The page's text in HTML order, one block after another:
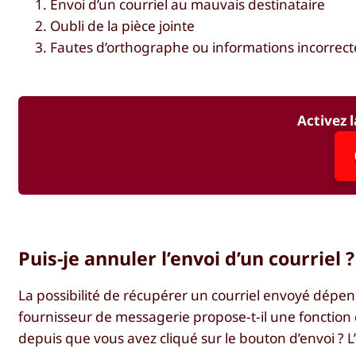
Envoi d’un courriel au mauvais destinataire
Oubli de la pièce jointe
Fautes d’orthographe ou informations
Activez
Puis-je annuler l’envoi d’un courriel ?
La possibilité de récupérer un courriel envoyé
fournisseur de messagerie propose-t-il une fonction
depuis que vous avez cliqué sur le bouton d’envoi